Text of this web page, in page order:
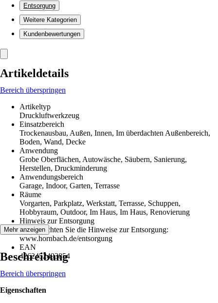
Entsorgung
Weitere Kategorien
Kundenbewertungen
Artikeldetails
Bereich überspringen
Artikeltyp
Druckluftwerkzeug
Einsatzbereich
Trockenausbau, Außen, Innen, Im überdachten Außenbereich,
Boden, Wand, Decke
Anwendung
Grobe Oberflächen, Autowäsche, Säubern, Sanierung,
Herstellen, Druckminderung
Anwendungsbereich
Garage, Indoor, Garten, Terrasse
Räume
Vorgarten, Parkplatz, Werkstatt, Terrasse, Schuppen,
Hobbyraum, Outdoor, Im Haus, Im Haus, Renovierung
Hinweis zur Entsorgung
Bitte beachten Sie die Hinweise zur Entsorgung:
www.hornbach.de/entsorgung
EAN
4262452493854
Mehr anzeigen
Beschreibung
Bereich überspringen
Eigenschaften